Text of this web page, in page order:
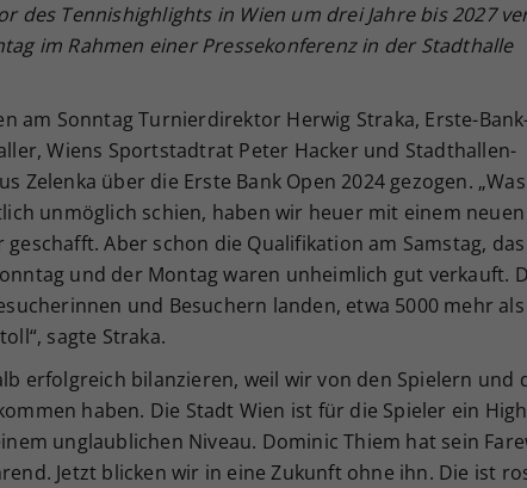
des Tennishighlights in Wien um drei Jahre bis 2027
im Rahmen einer Pressekonferenz in der Stadthalle
am Sonntag Turnierdirektor Herwig Straka, Erste-
Wiens Sportstadtrat Peter Hacker und Stadthallen-
Zelenka über die Erste Bank Open 2024 gezogen.
unmöglich schien, haben wir heuer mit einem neuen
Aber schon die Qualifikation am Samstag,
und der Montag waren unheimlich gut verkauft.
und Besuchern landen, etwa 5000 mehr
sagte Straka.
erfolgreich bilanzieren, weil wir von den Spielern und
haben. Die Stadt Wien ist für die Spieler ein
unglaublichen Niveau. Dominic Thiem hat sein
Jetzt blicken wir in eine Zukunft ohne ihn. Die ist